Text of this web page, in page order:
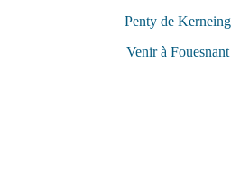
Penty de Kerneing
Venir à Fouesnant